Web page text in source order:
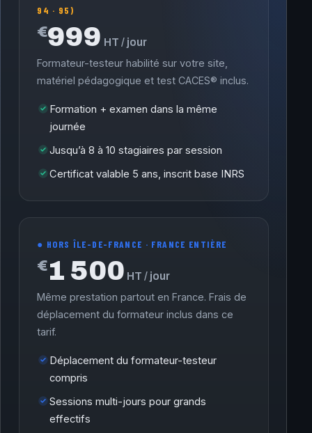
94 · 95)
€999 HT / jour
Formateur-testeur habilité sur votre site,
matériel pédagogique et test CACES® inclus.
Formation + examen dans la même
journée
Jusqu’à 8 à 10 stagiaires par session
Certificat valable 5 ans, inscrit base INRS
● HORS ÎLE-DE-FRANCE · FRANCE ENTIÈRE
€1 500 HT / jour
Même prestation partout en France. Frais de
déplacement du formateur inclus dans ce
tarif.
Déplacement du formateur-testeur
compris
Sessions multi-jours pour grands
effectifs